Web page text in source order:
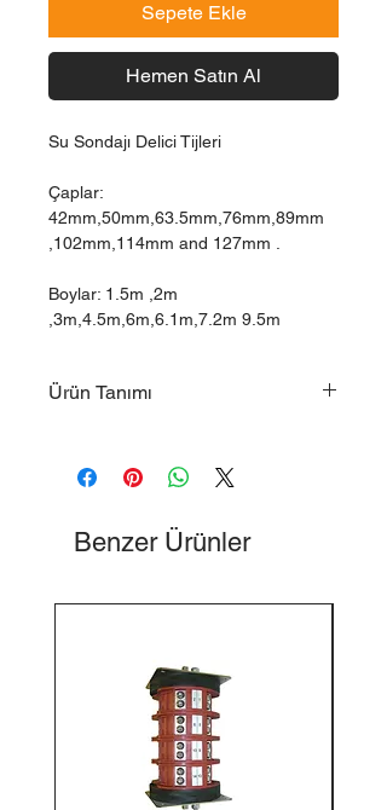
Sepete Ekle
Hemen Satın Al
Su Sondajı Delici Tijleri
Çaplar:
42mm,50mm,63.5mm,76mm,89mm
,102mm,114mm and 127mm .
Boylar: 1.5m ,2m
,3m,4.5m,6m,6.1m,7.2m 9.5m
Ürün Tanımı
Benzer Ürünler